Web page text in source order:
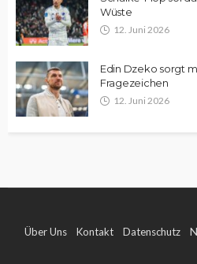
Wüste
12. Juni 2026
Edin Dzeko sorgt
Fragezeichen
12. Juni 2026
Über Uns Kontakt Datenschutz